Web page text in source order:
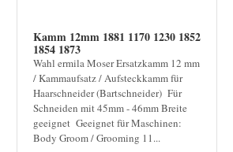
Kamm 12mm 1881 1170 1230 1852
1854 1873
Wahl ermila Moser Ersatzkamm 12 mm
/ Kammaufsatz / Aufsteckkamm für
Haarschneider (Bartschneider) Für
Schneiden mit 45mm - 46mm Breite
geeignet Geeignet für Maschinen:
Body Groom / Grooming 11...